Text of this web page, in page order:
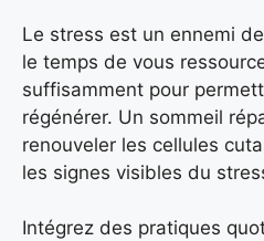
Le stress est un ennemi
le temps de vous
suffisamment pour
régénérer. Un sommeil
renouveler les cellules
les signes visibles du
Intégrez des pratiques